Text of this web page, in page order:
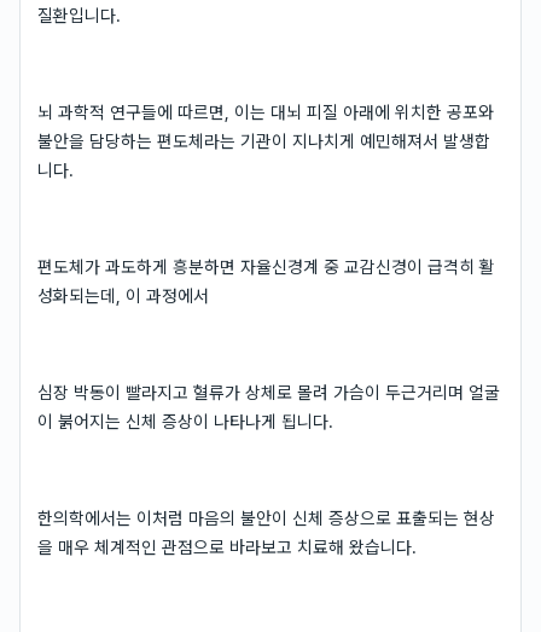
질환입니다.
뇌 과학적 연구들에 따르면, 이는 대뇌 피질 아래에 위치한 공포와
불안을 담당하는 편도체라는 기관이 지나치게 예민해져서 발생합
니다.
편도체가 과도하게 흥분하면 자율신경계 중 교감신경이 급격히 활
성화되는데, 이 과정에서
심장 박동이 빨라지고 혈류가 상체로 몰려 가슴이 두근거리며 얼굴
이 붉어지는 신체 증상이 나타나게 됩니다.
한의학에서는 이처럼 마음의 불안이 신체 증상으로 표출되는 현상
을 매우 체계적인 관점으로 바라보고 치료해 왔습니다.